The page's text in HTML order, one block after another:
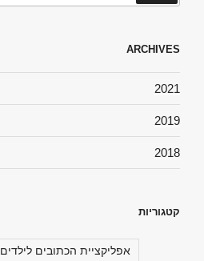
ARCHIVES
2021
2019
2018
קטגוריות
אפליקציית הכתובים לילדים